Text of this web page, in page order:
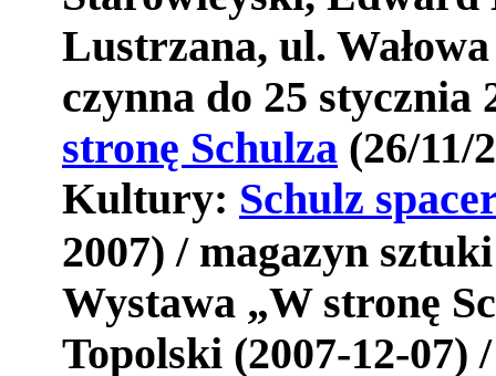
Lustrzana, ul.
czynna do 25 stycznia
stronę Schulza (26/11/
Kultury: Schulz
2007) / magazyn
Wystawa „W stronę
Topolski (2007-12-07)